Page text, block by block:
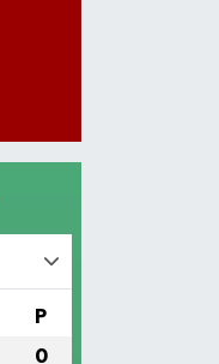
P
0